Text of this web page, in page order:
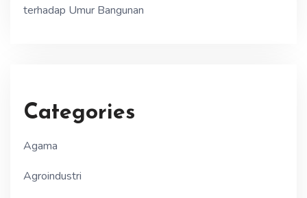
terhadap Umur Bangunan
Categories
Agama
Agroindustri